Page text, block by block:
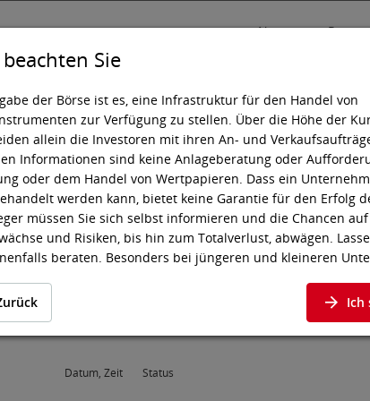
News Presse
Wissen Technik
Sie
der Börse ist es, eine Infrastruktur für den Handel von
zur Verfügung zu stellen. Über die Höhe der
allein die Investoren mit ihren An- und
Informationen sind keine Anlageberatung oder
oder dem Handel von Wertpapieren. Dass ein
werden kann, bietet keine Garantie für den Erfolg
müssen Sie sich selbst informieren und die Chancen auf
und Risiken, bis hin zum Totalverlust, abwägen.
beraten. Besonders bei jüngeren und kleineren
zur Verfügung.
Wertpapiere notieren an einem Markt, an dem
sowie die börsegesetzlichen Emittentenpflichten für
insbesondere bei den Informationspflichten, nicht
finden allerdings die meisten Vorschriften der EU-
Ich
Datum, Zeit Status